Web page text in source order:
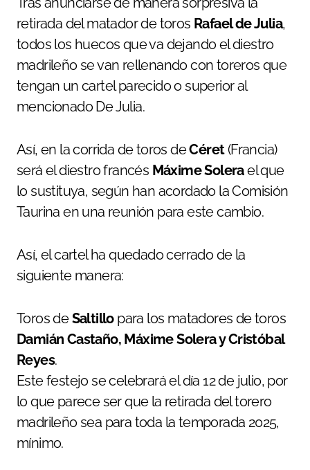
retirada del matador de toros Rafael de Julia,
todos los huecos que va dejando el diestro
madrileño se van rellenando con toreros que
tengan un cartel parecido o superior al
mencionado De Julia.
Así, en la corrida de toros deCéret(Francia)
será el diestro francés Máxime Solerael que
lo sustituya, según han acordado la Comisión
Taurina en una reunión para este cambio.
Así, el cartel ha quedado cerrado de la
siguiente manera:
Toros deSaltillopara los matadores de toros
Damián Castaño, Máxime Solera y Cristóbal
Reyes.
Este festejo se celebrará el día 12 de julio, por
lo que parece ser que la retirada del torero
madrileño sea para toda la temporada 2025,
mínimo.